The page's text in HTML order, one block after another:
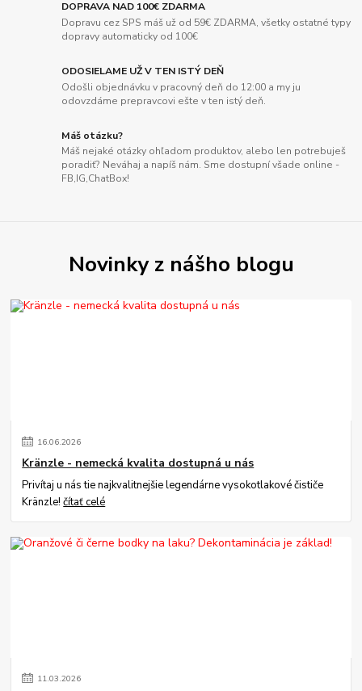
DOPRAVA NAD 100€ ZDARMA
Dopravu cez SPS máš už od 59€ ZDARMA, všetky ostatné typy
dopravy automaticky od 100€
ODOSIELAME UŽ V TEN ISTÝ DEŇ
Odošli objednávku v pracovný deň do 12:00 a my ju
odovzdáme prepravcovi ešte v ten istý deň.
Máš otázku?
Máš nejaké otázky ohľadom produktov, alebo len potrebuješ
poradiť? Neváhaj a napíš nám. Sme dostupní všade online -
FB,IG,ChatBox!
Novinky z nášho blogu
16.06.2026
Kränzle - nemecká kvalita dostupná u nás
Privítaj u nás tie najkvalitnejšie legendárne vysokotlakové čističe
Kränzle!čítať celé
11.03.2026